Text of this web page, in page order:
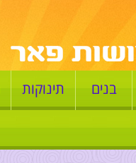
בנים תינוקות